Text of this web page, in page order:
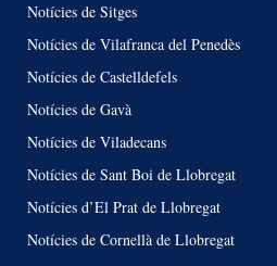
Notícies de Sitges
Notícies de Vilafranca del Penedès
Notícies de Castelldefels
Notícies de Gavà
Notícies de Viladecans
Notícies de Sant Boi de Llobregat
Notícies d’El Prat de Llobregat
Notícies de Cornellà de Llobregat